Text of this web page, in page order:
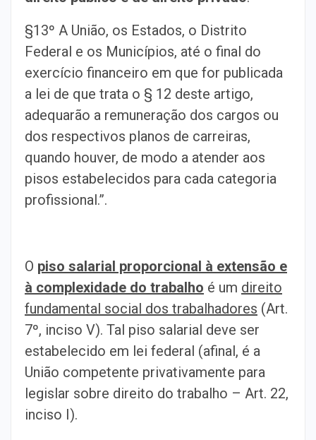
§13º A União, os Estados, o Distrito
Federal e os Municípios, até o final do
exercício financeiro em que for publicada
a lei de que trata o § 12 deste artigo,
adequarão a remuneração dos cargos ou
dos respectivos planos de carreiras,
quando houver, de modo a atender aos
pisos estabelecidos para cada categoria
profissional.”.
O piso salarial proporcional à extensão e
à complexidade do trabalho é um direito
fundamental social dos trabalhadores (Art.
7º, inciso V). Tal piso salarial deve ser
estabelecido em lei federal (afinal, é a
União competente privativamente para
legislar sobre direito do trabalho – Art. 22,
inciso I).